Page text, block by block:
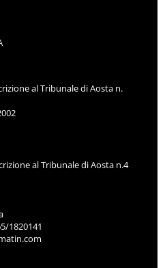
al Tribunale di Aosta n.
al Tribunale di Aosta n.4
1820141